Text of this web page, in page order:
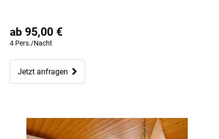
ab 95,00 €
4 Pers./Nacht
Jetzt anfragen